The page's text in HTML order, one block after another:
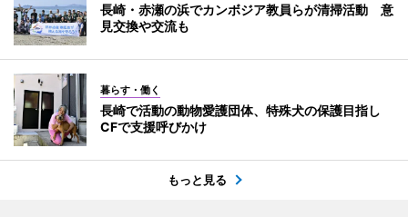
長崎・赤瀬の浜でカンボジア教員らが清掃活動 意
見交換や交流も
暮らす・働く
長崎で活動の動物愛護団体、特殊犬の保護目指し
CFで支援呼びかけ
もっと見る